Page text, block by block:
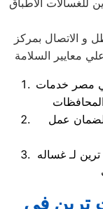
للغسالات الاطباق
و الاتصال بمركز
مصر خدمات
لضمان عمل
لـ غساله
ترين في